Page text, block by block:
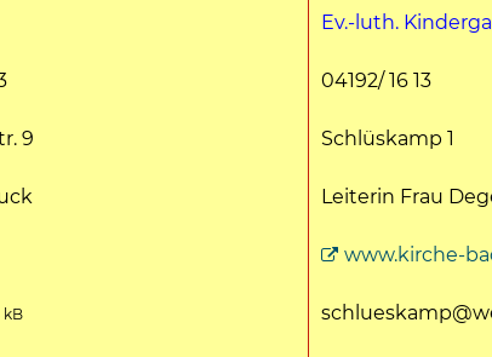
9
kB
Ev.-luth.
04192/ 16 13
Schlüskamp 1
Leiterin Frau
www.kirche-